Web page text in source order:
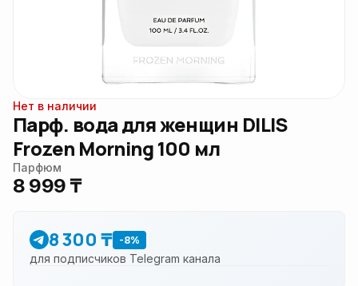
Нет в наличии
Парф. вода для женщин DILIS
Frozen Morning 100 мл
Парфюм
8 999 ₸
8 300 ₸ -8%
для подписчиков Telegram канала